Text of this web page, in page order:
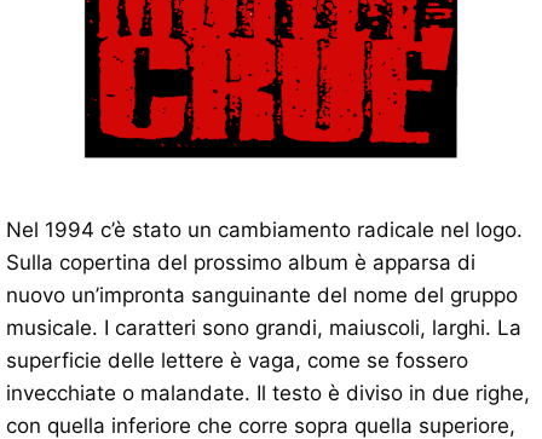
Nel 1994 c’è stato un cambiamento radicale nel logo.
Sulla copertina del prossimo album è apparsa di
nuovo un’impronta sanguinante del nome del gruppo
musicale. I caratteri sono grandi, maiuscoli, larghi. La
superficie delle lettere è vaga, come se fossero
invecchiate o malandate. Il testo è diviso in due righe,
con quella inferiore che corre sopra quella superiore,